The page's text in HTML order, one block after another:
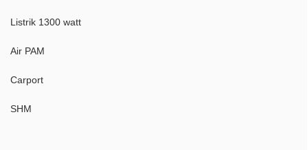
Listrik 1300 watt
Air PAM
Carport
SHM